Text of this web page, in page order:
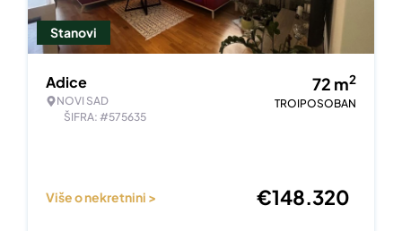
Stanovi
Adice
NOVI SAD
ŠIFRA: #575635
72 m2
TROIPOSOBAN
Više o nekretnini > €148.320